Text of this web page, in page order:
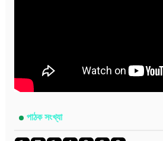
পাঠক সংখ্যা